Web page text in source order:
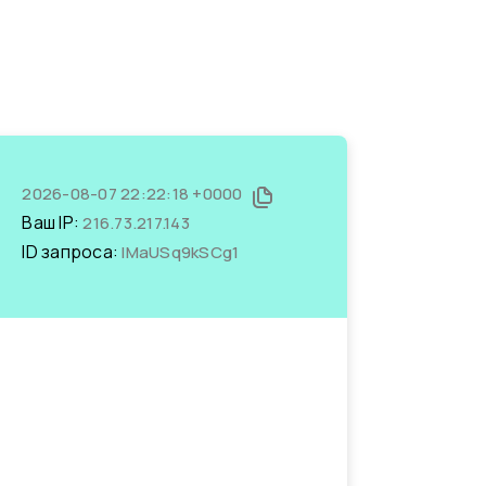
2026-08-07 22:22:18 +0000
Ваш IP:216.73.217.143
ID запроса:IMaUSq9kSCg1